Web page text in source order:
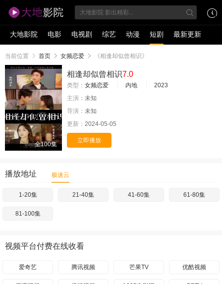
大地影院 电影 电视剧 综艺 动漫 短剧 最新更新
当前位置 首页 女频恋爱 《相逢却似曾相识》
全100集
相逢却似曾相识7.0
类型： 女频恋爱 内地
2023
主演： 未知
导演： 未知
更新： 2024-05-05
立即播放
播放地址 极速云
1-20集 21-40集 41-60集 61-80集
81-100集
视频平台付费在线收看
爱奇艺 腾讯视频 芒果TV 优酷视频